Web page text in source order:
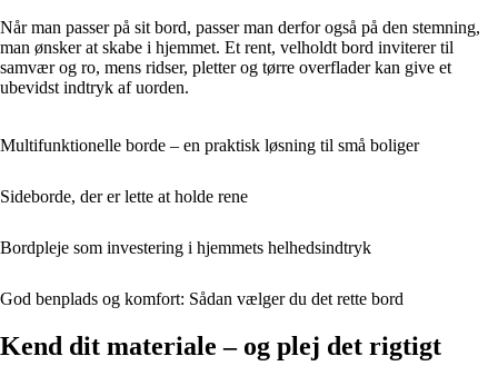
Når man passer på sit bord, passer man derfor også på den stemning,
man ønsker at skabe i hjemmet. Et rent, velholdt bord inviterer til
samvær og ro, mens ridser, pletter og tørre overflader kan give et
ubevidst indtryk af uorden.
Multifunktionelle borde – en praktisk løsning til små boliger
Sideborde, der er lette at holde rene
Bordpleje som investering i hjemmets helhedsindtryk
God benplads og komfort: Sådan vælger du det rette bord
Kend dit materiale – og plej det rigtigt